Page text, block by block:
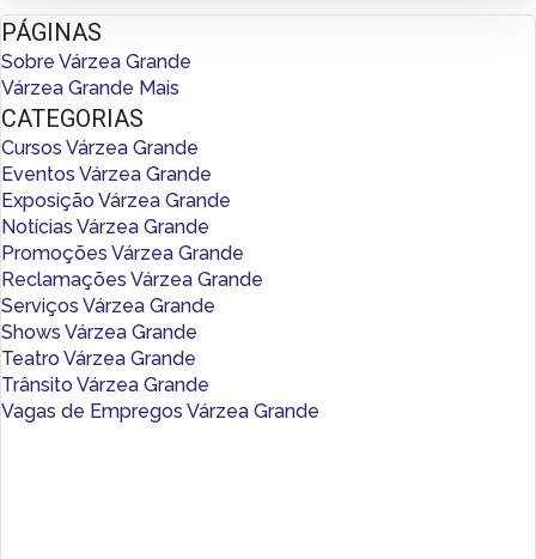
PÁGINAS
Sobre Várzea Grande
Várzea Grande Mais
CATEGORIAS
Cursos Várzea Grande
Eventos Várzea Grande
Exposição Várzea Grande
Notícias Várzea Grande
Promoções Várzea Grande
Reclamações Várzea Grande
Serviços Várzea Grande
Shows Várzea Grande
Teatro Várzea Grande
Trânsito Várzea Grande
Vagas de Empregos Várzea Grande